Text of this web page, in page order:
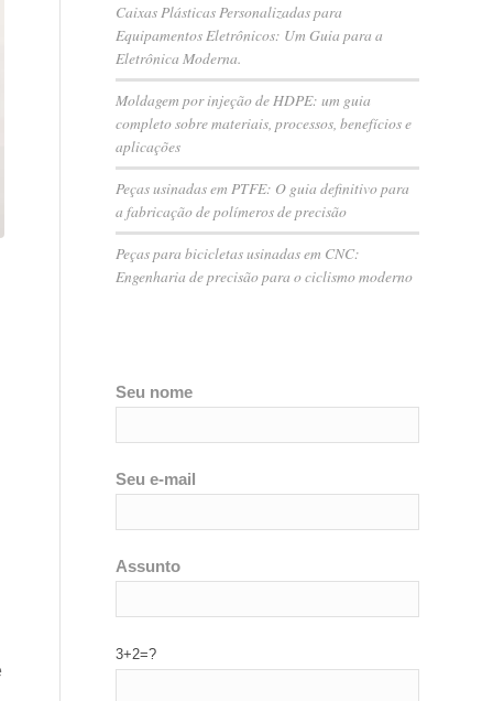
Caixas Plásticas Personalizadas para
Equipamentos Eletrônicos: Um Guia para a
Eletrônica Moderna.
Moldagem por injeção de HDPE: um guia
completo sobre materiais, processos, benefícios e
aplicações
Peças usinadas em PTFE: O guia definitivo para
a fabricação de polímeros de precisão
Peças para bicicletas usinadas em CNC:
Engenharia de precisão para o ciclismo moderno
Seu nome
Seu e-mail
Assunto
3+2=?